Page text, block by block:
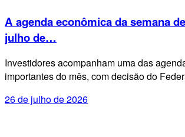
A agenda econômica da semana
julho de…
Investidores acompanham uma das
importantes do mês, com decisão do
26 de julho de 2026